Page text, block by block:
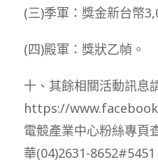
(三)季軍：獎金新台幣
(四)殿軍：獎狀乙幀。
十、其餘相關活動訊息
https://
電競產業中心粉絲專頁
華(04)2631-8652#5451